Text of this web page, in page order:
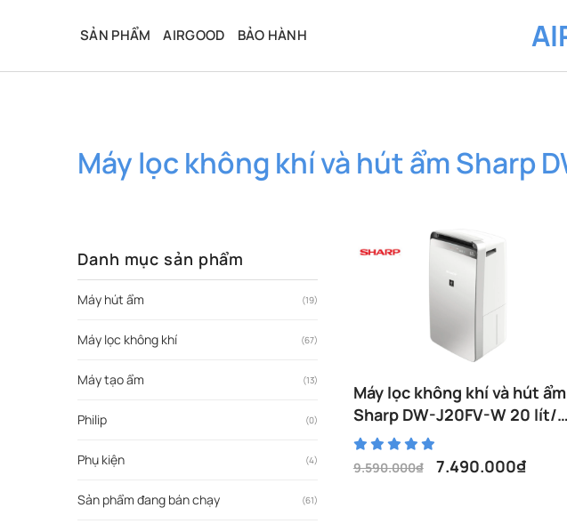
dung
SẢN PHẨM AIRGOOD BẢO HÀNH
Máy lọc không khí và hút ẩm Sharp
Danh mục sản phẩm
Máy hút ẩm (19)
Máy lọc không khí (67)
Máy tạo ẩm (13)
Philip (0)
Phụ kiện (4)
Sản phẩm đang bán chạy (61)
Máy lọc không khí và hút ẩm
Sharp DW-J20FV-W 20 lít/
ngày
9.590.000₫ 7.490.000₫